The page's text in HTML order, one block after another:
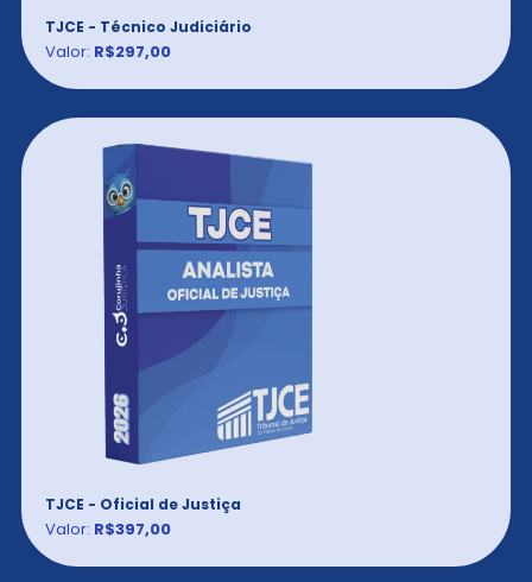
TJCE - Técnico Judiciário
Valor: R$297,00
TJCE - Oficial de Justiça
Valor: R$397,00